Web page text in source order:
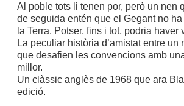
Al poble tots li tenen por, però un nen
de seguida entén que el Gegant no
la Terra. Potser, fins i tot, podria haver
La peculiar història d’amistat entre un
que desafien les convencions amb
millor.
Un clàssic anglès de 1968 que ara
edició.